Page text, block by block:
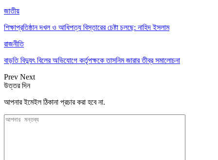
জাতীয়
শিক্ষাপ্রতিষ্ঠান দখল ও আধিপত্য বিস্তারের চেষ্টা চলছে: নাহিদ ইসলাম
রাজনীতি
বাড়তি বিদ্যুৎ বিলের অভিযোগে কর্তৃপক্ষকে তাসনিম জারার তীব্র সমালোচনা
Prev Next
উত্তর দিন
আপনার ইমেইল ঠিকানা প্রচার করা হবে না.